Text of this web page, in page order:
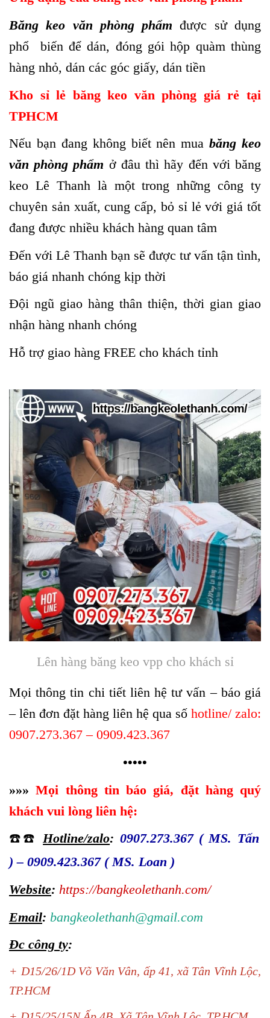
Băng keo văn phòng phẩm được sử dụng
phổ biến để dán, đóng gói hộp quàm thùng
hàng nhỏ, dán các góc giấy, dán tiền
Kho sỉ lẻ băng keo văn phòng giá rẻ tại
TPHCM
Nếu bạn đang không biết nên muabăng keo
văn phòng phẩm ở đâu thì hãy đến với băng
keo Lê Thanh là một trong những công ty
chuyên sản xuất, cung cấp, bỏ sỉ lẻ với giá tốt
đang được nhiều khách hàng quan tâm
Đến với Lê Thanh bạn sẽ được tư vấn tận tình,
báo giá nhanh chóng kịp thời
Đội ngũ giao hàng thân thiện, thời gian giao
nhận hàng nhanh chóng
Hỗ trợ giao hàng FREE cho khách tỉnh
Lên hàng băng keo vpp cho khách sỉ
Mọi thông tin chi tiết liên hệ tư vấn – báo giá
– lên đơn đặt hàng liên hệ qua số hotline/ zalo:
0907.273.367 – 0909.423.367
•••••
»»» Mọi thông tin báo giá, đặt hàng quý
khách vui lòng liên hệ:
☎️☎️ Hotline/zalo: 0907.273.367 ( MS. Tấn
)– 0909.423.367 ( MS. Loan )
Website: https://bangkeolethanh.com/
Email: bangkeolethanh@gmail.com
Đc công ty:
+ D15/26/1D Võ Văn Vân, ấp 41, xã Tân Vĩnh Lộc,
TP.HCM